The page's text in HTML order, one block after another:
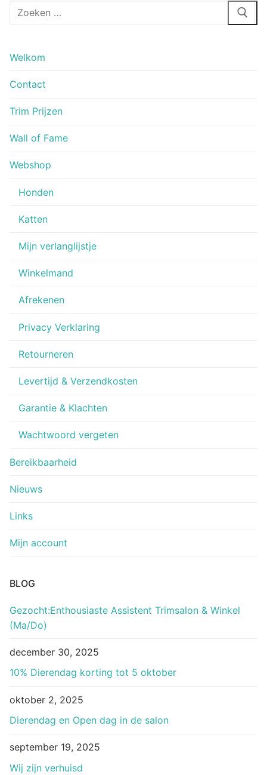
Zoeken
Welkom
Contact
Trim Prijzen
Wall of Fame
Webshop
Honden
Katten
Mijn verlanglijstje
Winkelmand
Afrekenen
Privacy Verklaring
Retourneren
Levertijd & Verzendkosten
Garantie & Klachten
Wachtwoord vergeten
Bereikbaarheid
Nieuws
Links
Mijn account
BLOG
Gezocht:Enthousiaste Assistent Trimsalon & Winkel
(Ma/Do)
december 30, 2025
10% Dierendag korting tot 5 oktober
oktober 2, 2025
Dierendag en Open dag in de salon
september 19, 2025
Wij zijn verhuisd